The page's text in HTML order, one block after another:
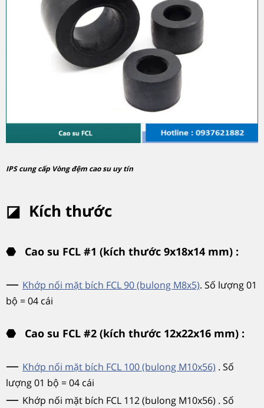
IPS cung cấp Vòng đệm cao su uy tín
◪ Kích thước
⬣ Cao su FCL #1 (kích thước 9x18x14 mm) :
— Khớp nối mặt bích FCL 90 (bulong M8x5). Số lượng 01
bộ = 04 cái
⬣ Cao su FCL #2 (kích thước 12x22x16 mm) :
— Khớp nối mặt bích FCL 100 (bulong M10x56) . Số
lượng 01 bộ = 04 cái
— Khớp nối mặt bích FCL 112 (bulong M10x56) . Số